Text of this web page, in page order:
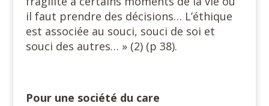
il faut prendre des décisions… L’éthique
est associée au souci, souci de soi et
souci des autres… » (2) (p 38).
Pour une société du care